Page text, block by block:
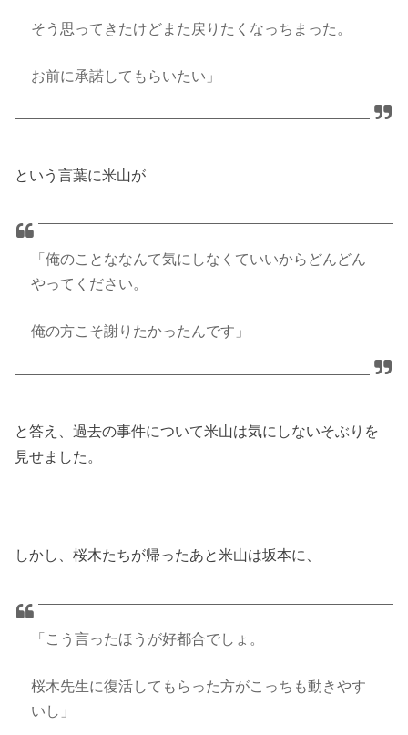
そう思ってきたけどまた戻りたくなっちまった。
お前に承諾してもらいたい」
という言葉に米山が
「俺のことななんて気にしなくていいからどんどん
やってください。
俺の方こそ謝りたかったんです」
と答え、過去の事件について米山は気にしないそぶりを
見せました。
しかし、桜木たちが帰ったあと米山は坂本に、
「こう言ったほうが好都合でしょ。
桜木先生に復活してもらった方がこっちも動きやす
いし」